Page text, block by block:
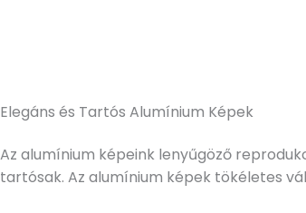
Elegáns és Tartós Alumínium Képek
Az alumínium képeink lenyűgöző
tartósak. Az alumínium képek tökéletes